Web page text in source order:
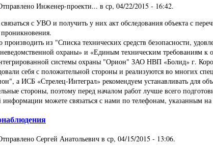
Инженер-проекти... в ср, 04/22/2015 - 16:42.
с УВО и получить у них акт обследования объекта с
из "Списка технических средств безопасности,
охраны» и «Единым техническим требованиям
системы охраны "Орион" ЗАО НВП «Болид» г.
себя с положительной стороны и реализуются во многих
а ИСБ «Стрелец-Интеграл» рекомендуем устанавливать для
стороны, поэтому перед началом работ лучше всего
можете связаться с нами по телефонам, указанным
Сергей Анатольевич в ср, 04/15/2015 - 13:06.